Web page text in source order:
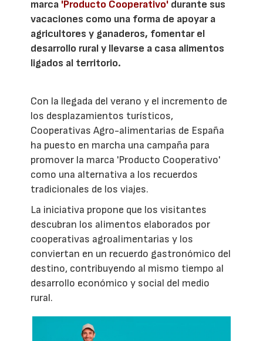
marca 'Producto Cooperativo' durante sus
vacaciones como una forma de apoyar a
agricultores y ganaderos, fomentar el
desarrollo rural y llevarse a casa alimentos
ligados al territorio.
Con la llegada del verano y el incremento de
los desplazamientos turísticos,
Cooperativas Agro-alimentarias de España
ha puesto en marcha una campaña para
promover la marca 'Producto Cooperativo'
como una alternativa a los recuerdos
tradicionales de los viajes.
La iniciativa propone que los visitantes
descubran los alimentos elaborados por
cooperativas agroalimentarias y los
conviertan en un recuerdo gastronómico del
destino, contribuyendo al mismo tiempo al
desarrollo económico y social del medio
rural.